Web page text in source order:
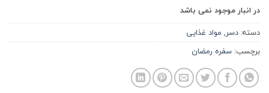
در انبار موجود نمی باشد
دسته: دسر, مواد غذایی
برچسب: سفره رمضان